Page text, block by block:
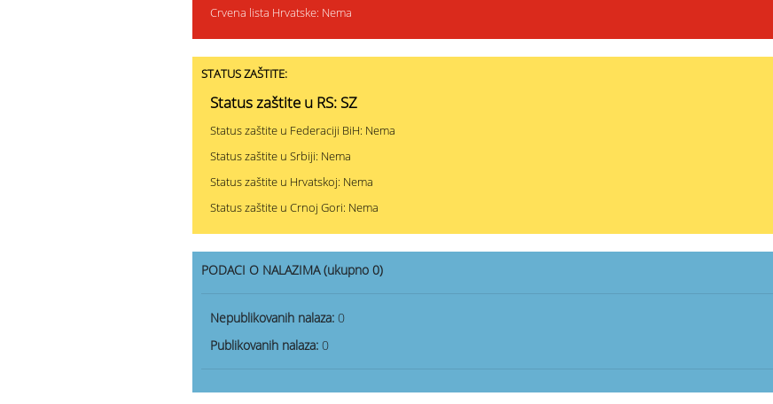
Crvena lista Hrvatske: Nema
STATUS ZAŠTITE:
Status zaštite u RS: SZ
Status zaštite u Federaciji BiH: Nema
Status zaštite u Srbiji: Nema
Status zaštite u Hrvatskoj: Nema
Status zaštite u Crnoj Gori: Nema
PODACI O NALAZIMA (ukupno 0)
Nepublikovanih nalaza: 0
Publikovanih nalaza: 0